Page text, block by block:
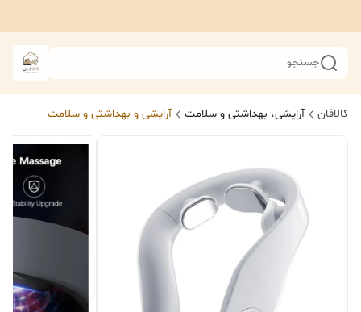
جستجو
کالافان آرایشی، بهداشتی و سلامت آرایشی و بهداشتی و سلامت